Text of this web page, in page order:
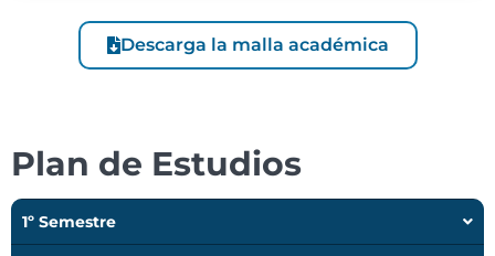
Descarga la malla académica
Plan de Estudios
1º Semestre